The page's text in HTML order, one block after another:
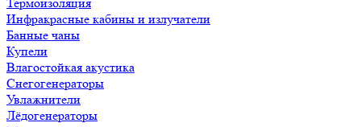
Инфракрасные кабины и излучатели
Банные чаны
Купели
Влагостойкая акустика
Снегогенераторы
Увлажнители
Лёдогенераторы